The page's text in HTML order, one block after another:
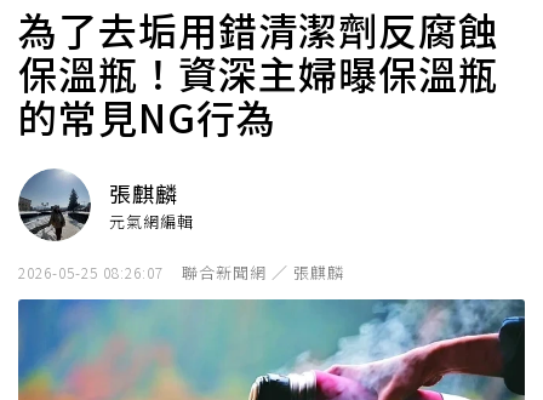
為了去垢用錯清潔劑反腐蝕
保溫瓶！資深主婦曝保溫瓶
的常見NG行為
張麒麟
元氣網編輯
2026-05-25 08:26:07 聯合新聞網 ／ 張麒麟